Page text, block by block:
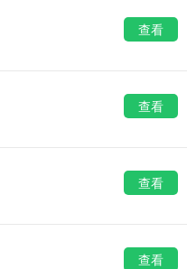
查看
查看
查看
查看